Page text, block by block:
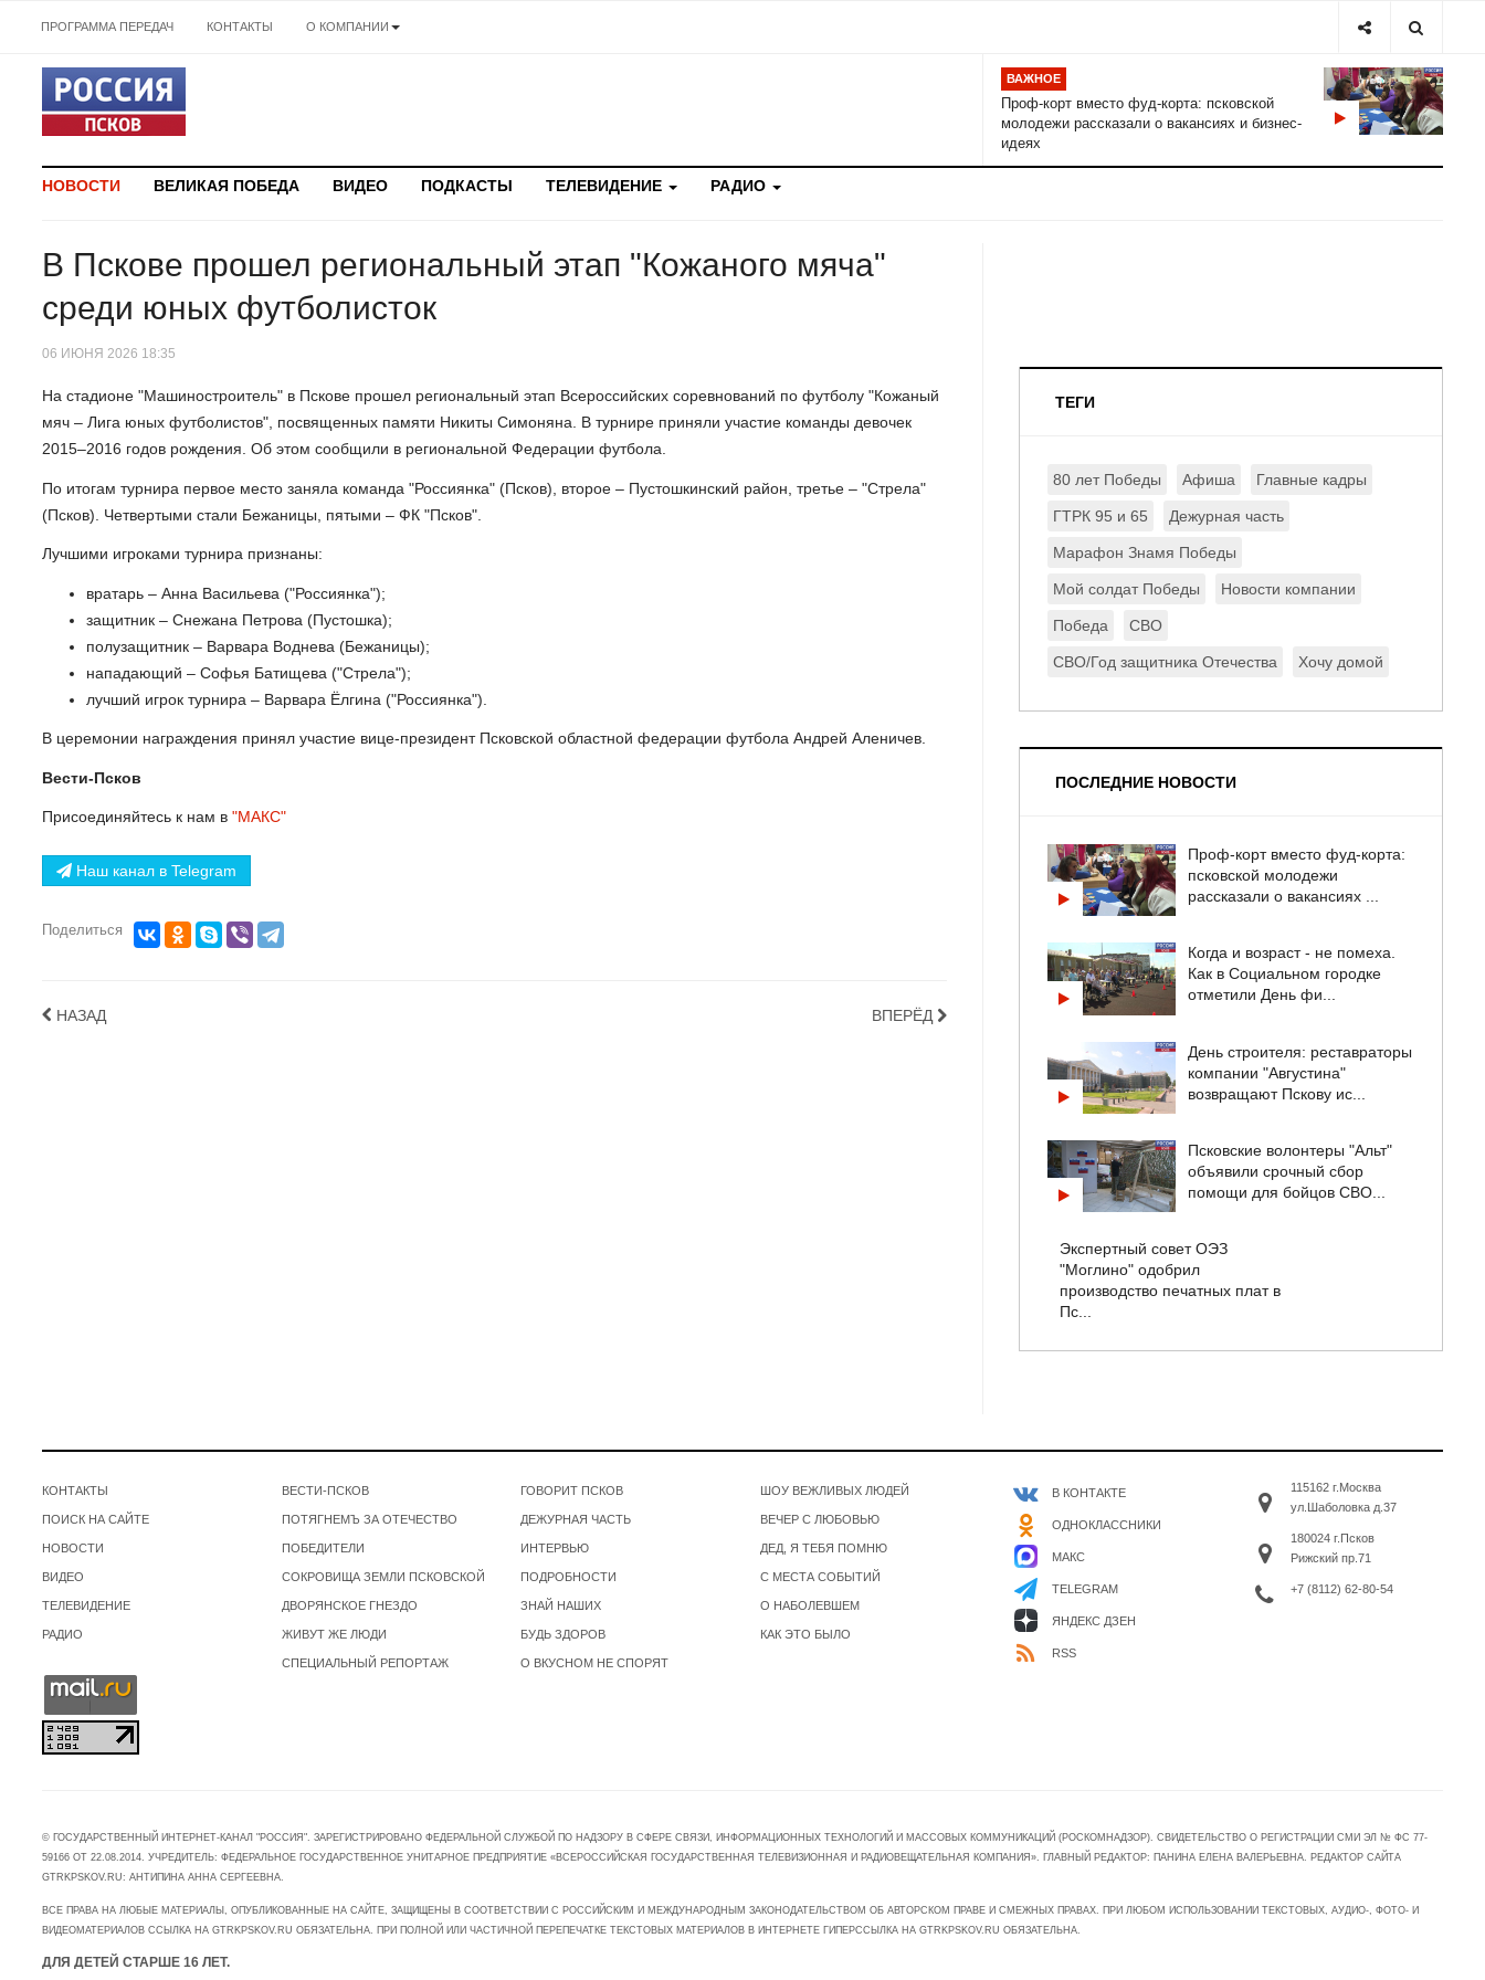
ПРОГРАММА ПЕРЕДАЧ КОНТАКТЫ О КОМПАНИИ
ВАЖНОЕ
Проф-корт вместо фуд-корта: псковской
молодежи рассказали о вакансиях и бизнес-
идеях
НОВОСТИ ВЕЛИКАЯ ПОБЕДА ВИДЕО ПОДКАСТЫ ТЕЛЕВИДЕНИЕ РАДИО
В Пскове прошел региональный этап "Кожаного мяча"
среди юных футболисток
06 ИЮНЯ 2026 18:35
На стадионе "Машиностроитель" в Пскове прошел региональный этап Всероссийских соревнований по футболу "Кожаный
мяч – Лига юных футболистов", посвященных памяти Никиты Симоняна. В турнире приняли участие команды девочек
2015–2016 годов рождения. Об этом сообщили в региональной Федерации футбола.
По итогам турнира первое место заняла команда "Россиянка" (Псков), второе – Пустошкинский район, третье – "Стрела"
(Псков). Четвертыми стали Бежаницы, пятыми – ФК "Псков".
Лучшими игроками турнира признаны:
вратарь – Анна Васильева ("Россиянка");
защитник – Снежана Петрова (Пустошка);
полузащитник – Варвара Воднева (Бежаницы);
нападающий – Софья Батищева ("Стрела");
лучший игрок турнира – Варвара Ёлгина ("Россиянка").
В церемонии награждения принял участие вице-президент Псковской областной федерации футбола Андрей Аленичев.
Вести-Псков
Присоединяйтесь к нам в "МАКС"
Наш канал в Telegram
Поделиться
НАЗАД ВПЕРЁД
ТЕГИ
80 лет Победы Афиша Главные кадры
ГТРК 95 и 65 Дежурная часть
Марафон Знамя Победы
Мой солдат Победы Новости компании
Победа СВО
СВО/Год защитника Отечества Хочу домой
ПОСЛЕДНИЕ НОВОСТИ
Проф-корт вместо фуд-корта:
псковской молодежи
рассказали о вакансиях ...
Когда и возраст - не помеха.
Как в Социальном городке
отметили День фи...
День строителя: реставраторы
компании "Августина"
возвращают Пскову ис...
Псковские волонтеры "Альт"
объявили срочный сбор
помощи для бойцов СВО...
Экспертный совет ОЭЗ
"Моглино" одобрил
производство печатных плат в
Пс...
КОНТАКТЫ
ПОИСК НА САЙТЕ
НОВОСТИ
ВИДЕО
ТЕЛЕВИДЕНИЕ
РАДИО
ВЕСТИ-ПСКОВ
ПОТЯГНЕМЪ ЗА ОТЕЧЕСТВО
ПОБЕДИТЕЛИ
СОКРОВИЩА ЗЕМЛИ ПСКОВСКОЙ
ДВОРЯНСКОЕ ГНЕЗДО
ЖИВУТ ЖЕ ЛЮДИ
СПЕЦИАЛЬНЫЙ РЕПОРТАЖ
ГОВОРИТ ПСКОВ
ДЕЖУРНАЯ ЧАСТЬ
ИНТЕРВЬЮ
ПОДРОБНОСТИ
ЗНАЙ НАШИХ
БУДЬ ЗДОРОВ
О ВКУСНОМ НЕ СПОРЯТ
ШОУ ВЕЖЛИВЫХ ЛЮДЕЙ
ВЕЧЕР С ЛЮБОВЬЮ
ДЕД, Я ТЕБЯ ПОМНЮ
С МЕСТА СОБЫТИЙ
О НАБОЛЕВШЕМ
КАК ЭТО БЫЛО
В КОНТАКТЕ
ОДНОКЛАССНИКИ
МАКС
TELEGRAM
ЯНДЕКС ДЗЕН
RSS
115162 г.Москва
ул.Шаболовка д.37
180024 г.Псков
Рижский пр.71
+7 (8112) 62-80-54
© ГОСУДАРСТВЕННЫЙ ИНТЕРНЕТ-КАНАЛ "РОССИЯ". ЗАРЕГИСТРИРОВАНО ФЕДЕРАЛЬНОЙ СЛУЖБОЙ ПО НАДЗОРУ В СФЕРЕ СВЯЗИ, ИНФОРМАЦИОННЫХ ТЕХНОЛОГИЙ И МАССОВЫХ КОММУНИКАЦИЙ (РОСКОМНАДЗОР). СВИДЕТЕЛЬСТВО О РЕГИСТРАЦИИ СМИ ЭЛ № ФС 77-
59166 ОТ 22.08.2014. УЧРЕДИТЕЛЬ: ФЕДЕРАЛЬНОЕ ГОСУДАРСТВЕННОЕ УНИТАРНОЕ ПРЕДПРИЯТИЕ «ВСЕРОССИЙСКАЯ ГОСУДАРСТВЕННАЯ ТЕЛЕВИЗИОННАЯ И РАДИОВЕЩАТЕЛЬНАЯ КОМПАНИЯ». ГЛАВНЫЙ РЕДАКТОР: ПАНИНА ЕЛЕНА ВАЛЕРЬЕВНА. РЕДАКТОР САЙТА
GTRKPSKOV.RU: АНТИПИНА АННА СЕРГЕЕВНА.
ВСЕ ПРАВА НА ЛЮБЫЕ МАТЕРИАЛЫ, ОПУБЛИКОВАННЫЕ НА САЙТЕ, ЗАЩИЩЕНЫ В СООТВЕТСТВИИ С РОССИЙСКИМ И МЕЖДУНАРОДНЫМ ЗАКОНОДАТЕЛЬСТВОМ ОБ АВТОРСКОМ ПРАВЕ И СМЕЖНЫХ ПРАВАХ. ПРИ ЛЮБОМ ИСПОЛЬЗОВАНИИ ТЕКСТОВЫХ, АУДИО-, ФОТО- И
ВИДЕОМАТЕРИАЛОВ ССЫЛКА НА GTRKPSKOV.RU ОБЯЗАТЕЛЬНА. ПРИ ПОЛНОЙ ИЛИ ЧАСТИЧНОЙ ПЕРЕПЕЧАТКЕ ТЕКСТОВЫХ МАТЕРИАЛОВ В ИНТЕРНЕТЕ ГИПЕРССЫЛКА НА GTRKPSKOV.RU ОБЯЗАТЕЛЬНА.
ДЛЯ ДЕТЕЙ СТАРШЕ 16 ЛЕТ.